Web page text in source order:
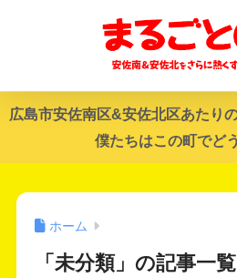
広島市安佐南区&安佐北区あたり
僕たちはこの町でど
ホーム
「未分類」の記事一覧